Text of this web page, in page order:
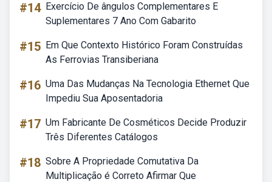
#14 Exercício De ângulos Complementares E
Suplementares 7 Ano Com Gabarito
#15 Em Que Contexto Histórico Foram Construídas
As Ferrovias Transiberiana
#16 Uma Das Mudanças Na Tecnologia Ethernet Que
Impediu Sua Aposentadoria
#17 Um Fabricante De Cosméticos Decide Produzir
Três Diferentes Catálogos
#18 Sobre A Propriedade Comutativa Da
Multiplicação é Correto Afirmar Que